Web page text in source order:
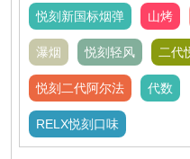
悦刻新国标烟弹 山烤
瀑烟 悦刻轻风 二代
悦刻二代阿尔法 代数
RELX悦刻口味